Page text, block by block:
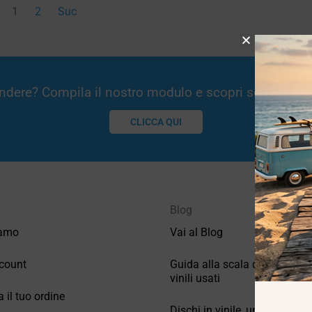
1 2 Suc
Compila il nostro modulo e scopri se
CLICCA QUI
il tuo ordine
Blog
Vai al Blog
Guida alla scala di
vinili usati